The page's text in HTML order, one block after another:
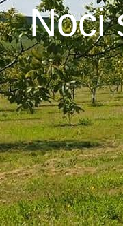
Noci